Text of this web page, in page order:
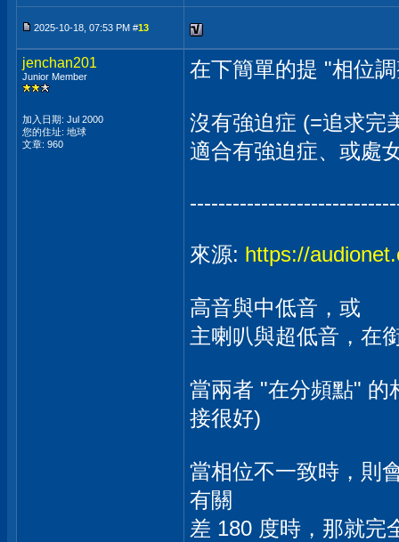
2025-10-18, 07:53 PM #13
jenchan201
Junior Member
加入日期: Jul 2000
您的住址: 地球
文章: 960
在下簡單的提 "相位
沒有強迫症 (=追求完
適合有強迫症、或處
來源: https://
高音與中低音，或
主喇叭與超低音，在
當兩者 "在分頻點" 的
接很好)
當相位不一致時，則
有關
差 180 度時，那就完